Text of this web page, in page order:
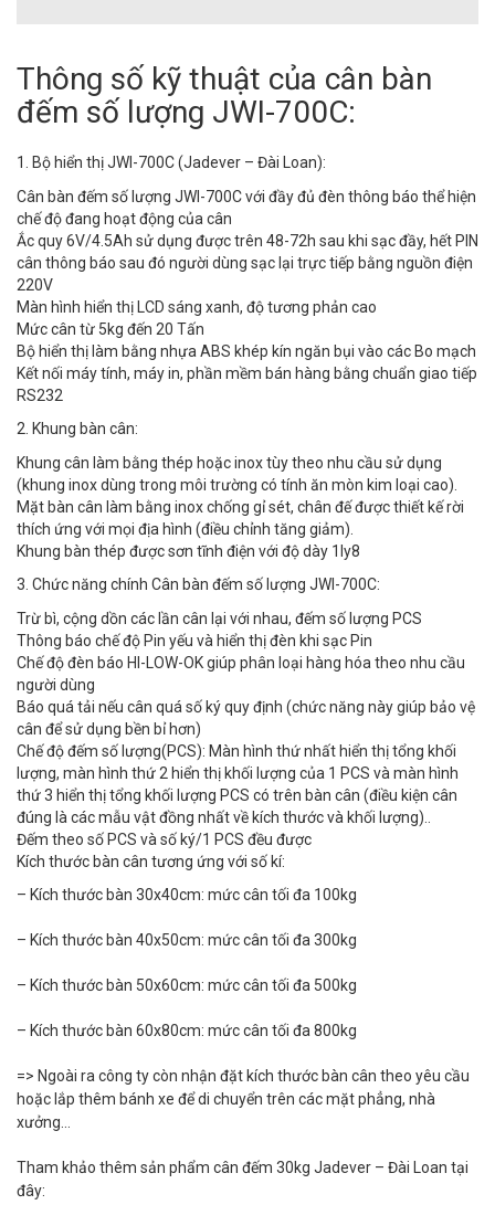
Thông số kỹ thuật của cân bàn
đếm số lượng JWI-700C:
1. Bộ hiển thị JWI-700C (Jadever – Đài Loan):
Cân bàn đếm số lượng JWI-700C với đầy đủ đèn thông báo thể hiện
chế độ đang hoạt động của cân
Ắc quy 6V/4.5Ah sử dụng được trên 48-72h sau khi sạc đầy, hết PIN
cân thông báo sau đó người dùng sạc lại trực tiếp bằng nguồn điện
220V
Màn hình hiển thị LCD sáng xanh, độ tương phản cao
Mức cân từ 5kg đến 20 Tấn
Bộ hiển thị làm bằng nhựa ABS khép kín ngăn bụi vào các Bo mạch
Kết nối máy tính, máy in, phần mềm bán hàng bằng chuẩn giao tiếp
RS232
2. Khung bàn cân:
Khung cân làm bằng thép hoặc inox tùy theo nhu cầu sử dụng
(khung inox dùng trong môi trường có tính ăn mòn kim loại cao).
Mặt bàn cân làm bằng inox chống gỉ sét, chân đế được thiết kế rời
thích ứng với mọi địa hình (điều chỉnh tăng giảm).
Khung bàn thép được sơn tĩnh điện với độ dày 1ly8
3. Chức năng chính Cân bàn đếm số lượng JWI-700C:
Trừ bì, cộng dồn các lần cân lại với nhau, đếm số lượng PCS
Thông báo chế độ Pin yếu và hiển thị đèn khi sạc Pin
Chế độ đèn báo HI-LOW-OK giúp phân loại hàng hóa theo nhu cầu
người dùng
Báo quá tải nếu cân quá số ký quy định (chức năng này giúp bảo vệ
cân để sử dụng bền bỉ hơn)
Chế độ đếm số lượng(PCS): Màn hình thứ nhất hiển thị tổng khối
lượng, màn hình thứ 2 hiển thị khối lượng của 1 PCS và màn hình
thứ 3 hiển thị tổng khối lượng PCS có trên bàn cân (điều kiện cân
đúng là các mẫu vật đồng nhất về kích thước và khối lượng)..
Đếm theo số PCS và số ký/1 PCS đều được
​Kích thước bàn cân tương ứng với số kí:
– Kích thước bàn 30x40cm: mức cân tối đa 100kg
– Kích thước bàn 40x50cm: mức cân tối đa 300kg
– Kích thước bàn 50x60cm: mức cân tối đa 500kg
– Kích thước bàn 60x80cm: mức cân tối đa 800kg
=> Ngoài ra công ty còn nhận đặt kích thước bàn cân theo yêu cầu
hoặc lắp thêm bánh xe để di chuyển trên các mặt phẳng, nhà
xưởng…
Tham khảo thêm sản phẩm cân đếm 30kg Jadever – Đài Loan tại
đây: